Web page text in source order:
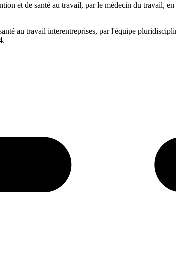
et de santé au travail, par le médecin du travail,
au travail interentreprises, par l'équipe